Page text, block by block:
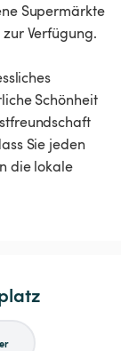
Supermärkte
Verfügung.
Schönheit
Sie jeden
die lokale